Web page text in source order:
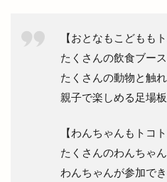
出雲阿国
出雲阿国の墓
出雲陸上
出雲陸上競
出雲駅伝
出雲駅前
出雲駅南店
出雲高岡店
分院 切符
前田真由子
前門屋
動物ふれあい祭り
動
【おとなもこどもも
たくさんの飲食ブー
たくさんの動物と触
親子で楽しめる足場
【わんちゃんもトコ
たくさんのわんちゃ
わんちゃんが参加で